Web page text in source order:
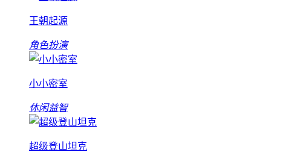
王朝起源
角色扮演
小小密室
休闲益智
超级登山坦克